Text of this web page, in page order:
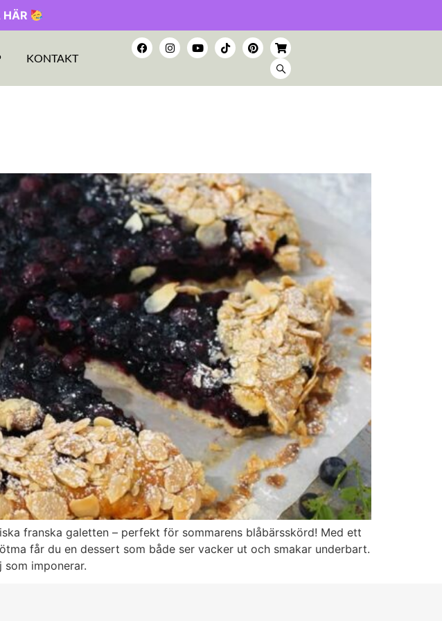
HÄR
KONTAKT
franska galetten – perfekt för sommarens blåbärsskörd! Med ett
får du en dessert som både ser vacker ut och smakar underbart.
imponerar.